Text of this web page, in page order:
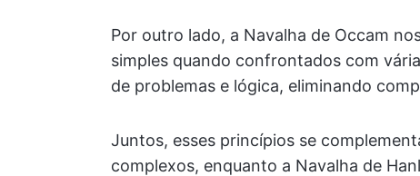
Por outro lado, a Navalha de Occam
simples quando confrontados com
de problemas e lógica, eliminando
Juntos, esses princípios se
complexos, enquanto a Navalha de